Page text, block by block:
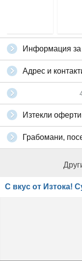
Информация за
Адрес и
Изтекли оферти
Грабомани,
С вкус от Изтока!